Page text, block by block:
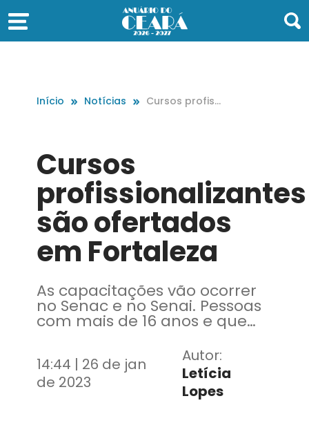
Início Notícias
Cursos profissi
Cursos
profissionalizantes
são ofertados
em Fortaleza
As capacitações vão ocorrer
no Senac e no Senai. Pessoas
com mais de 16 anos e que
moram em Fortaleza podem
14:44 | 26 de jan
de 2023
Autor:
Letícia
Lopes